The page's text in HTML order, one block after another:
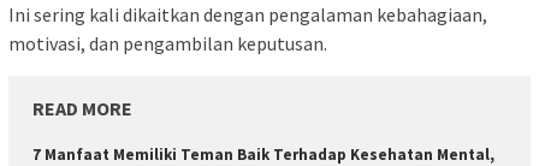
Ini sering kali dikaitkan dengan pengalaman kebahagiaan,
motivasi, dan pengambilan keputusan.
READ MORE
7 Manfaat Memiliki Teman Baik Terhadap Kesehatan Mental,